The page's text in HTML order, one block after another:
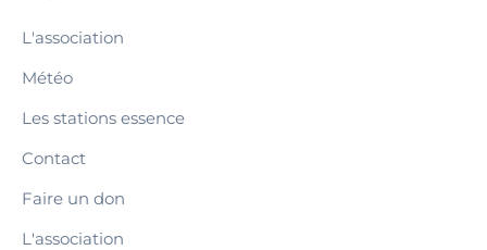
L'association
Météo
Les stations essence
Contact
Faire un don
L'association